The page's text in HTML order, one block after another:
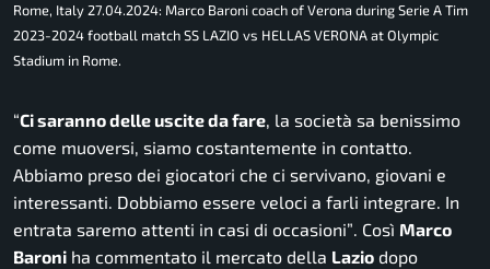
Rome, Italy 27.04.2024: Marco Baroni coach of Verona during Serie A Tim
2023-2024 football match SS LAZIO vs HELLAS VERONA at Olympic
Stadium in Rome.
“Ci saranno delle uscite da fare, la società sa benissimo
come muoversi, siamo costantemente in contatto.
Abbiamo preso dei giocatori che ci servivano, giovani e
interessanti. Dobbiamo essere veloci a farli integrare. In
entrata saremo attenti in casi di occasioni”. Così Marco
Baroni ha commentato il mercato della Lazio dopo